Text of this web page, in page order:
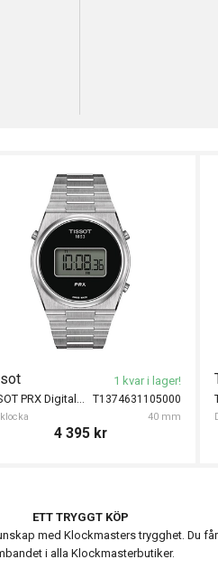
T1374631105000
40 mm
TISSOT PRX Digital 40mm
1 kvar i lager!
4 395 kr
ETT TRYGGT KÖP
med Klockmasters trygghet. Du
i alla Klockmasterbutiker.